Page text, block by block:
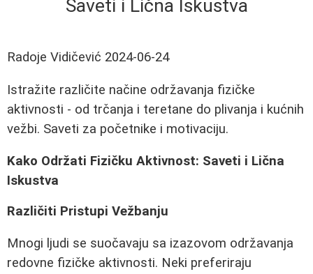
Saveti i Lična Iskustva
Radoje Vidičević 2024-06-24
Istražite različite načine održavanja fizičke
aktivnosti - od trčanja i teretane do plivanja i kućnih
vežbi. Saveti za početnike i motivaciju.
Kako Održati Fizičku Aktivnost: Saveti i Lična
Iskustva
Različiti Pristupi Vežbanju
Mnogi ljudi se suočavaju sa izazovom održavanja
redovne fizičke aktivnosti. Neki preferiraju